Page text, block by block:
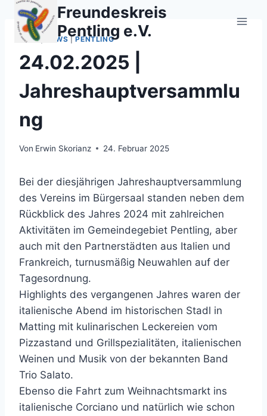
Zum
Inhalt
springen
Freundeskreis
Pentling e.V.
2025| NEWS |PENTLING
24.02.2025 |
Jahreshauptversammlu
ng
Von Erwin Skorianz 24. Februar 2025
Bei der diesjährigen Jahreshauptversammlung
des Vereins im Bürgersaal standen neben dem
Rückblick des Jahres 2024 mit zahlreichen
Aktivitäten im Gemeindegebiet Pentling, aber
auch mit den Partnerstädten aus Italien und
Frankreich, turnusmäßig Neuwahlen auf der
Tagesordnung.
Highlights des vergangenen Jahres waren der
italienische Abend im historischen Stadl in
Matting mit kulinarischen Leckereien vom
Pizzastand und Grillspezialitäten, italienischen
Weinen und Musik von der bekannten Band
Trio Salato.
Ebenso die Fahrt zum Weihnachtsmarkt ins
italienische Corciano und natürlich wie schon